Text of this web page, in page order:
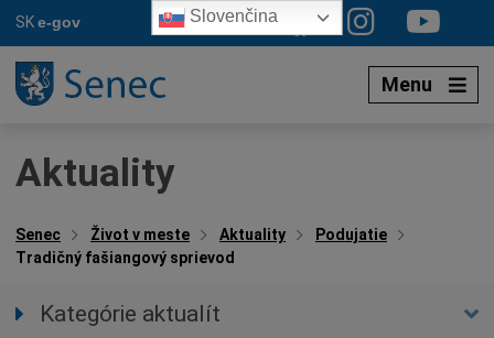
SKe-gov
Menu
Aktuality
Senec Život v meste Aktuality
Podujatie
Tradičný fašiangový sprievod
Kategórie aktualít
Slovenčina